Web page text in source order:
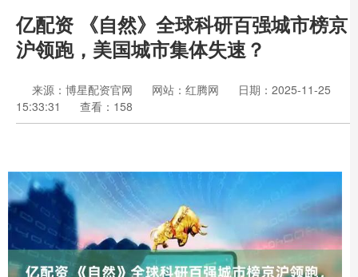
亿配资 《自然》全球科研百强城市榜京
沪领跑，美国城市集体失速？
来源：博星配资官网 网站：红腾网
日期：2025-11-25
15:33:31
查看：158